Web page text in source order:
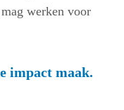
werken voor
impact maak.